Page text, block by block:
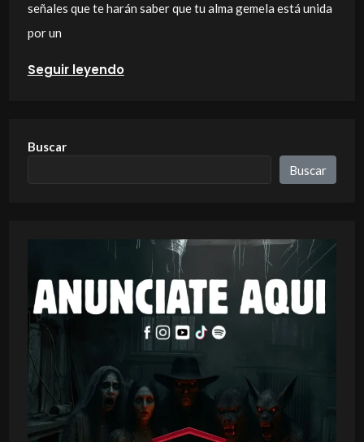
señales que te harán saber que tu alma gemela está unida
por un
Seguir leyendo
Buscar
Buscar